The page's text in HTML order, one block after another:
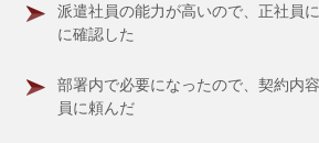
派遣社員の能力が高いので、正社員
に確認した
部署内で必要になったので、契約内
員に頼んだ